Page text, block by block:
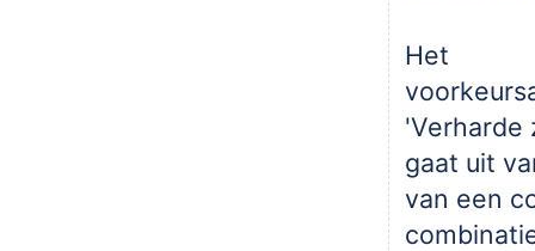
Het
'Verharde
gaat uit
van een